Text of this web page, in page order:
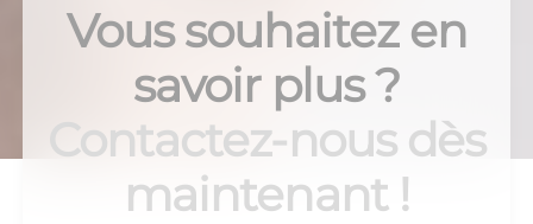
Vous souhaitez en
savoir plus ?
Contactez-nous dès
maintenant !